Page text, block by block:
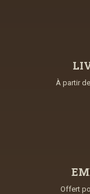
À partir
Offert